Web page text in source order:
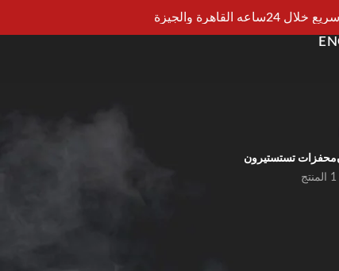
محفزات تستستيرون
1 المنتج
القاهرة والجيزة